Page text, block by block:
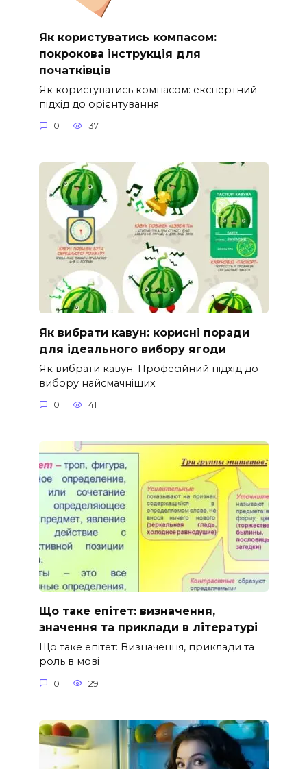
Як користуватись компасом:
покрокова інструкція для
початківців
Як користуватись компасом: експертний
підхід до орієнтування
0 37
Як вибрати кавун: корисні поради
для ідеального вибору ягоди
Як вибрати кавун: Професійний підхід до
вибору найсмачніших
0 41
Що таке епітет: визначення,
значення та приклади в літературі
Що таке епітет: Визначення, приклади та
роль в мові
0 29